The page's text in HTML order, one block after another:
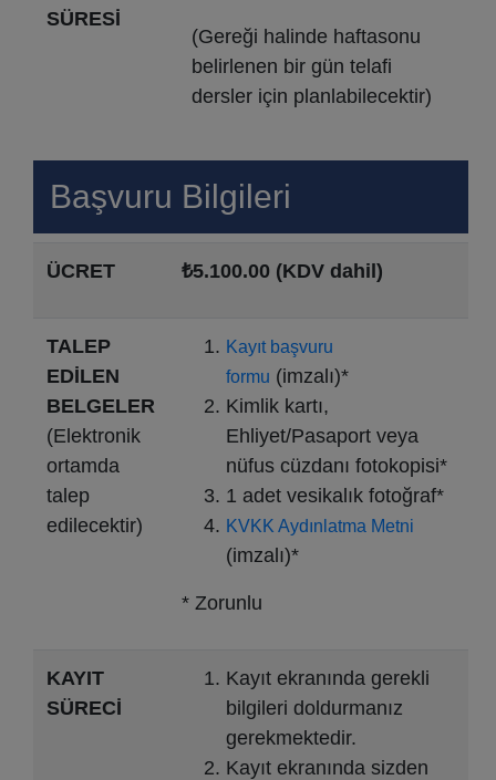
SÜRESİ
(Gereği halinde haftasonu
belirlenen bir gün telafi
dersler için planlabilecektir)
Başvuru Bilgileri
ÜCRET ₺5.100.00 (KDV dahil)
TALEP
EDİLEN
BELGELER
(Elektronik
ortamda
talep
edilecektir)
Kayıt başvuru
formu (imzalı)*
Kimlik kartı,
Ehliyet/Pasaport veya
nüfus cüzdanı fotokopisi*
1 adet vesikalık fotoğraf*
KVKK Aydınlatma Metni
(imzalı)*
* Zorunlu
KAYIT
SÜRECİ
Kayıt ekranında gerekli
bilgileri doldurmanız
gerekmektedir.
Kayıt ekranında sizden